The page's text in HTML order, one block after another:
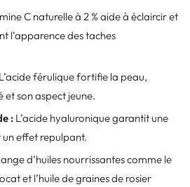
C naturelle à 2 % aide à éclaircir et
l’apparence des taches
L’acide férulique fortifie la peau,
son aspect jeune.
: L’acide hyaluronique garantit une
effet repulpant.
d’huiles nourrissantes comme le
et l’huile de graines de rosier